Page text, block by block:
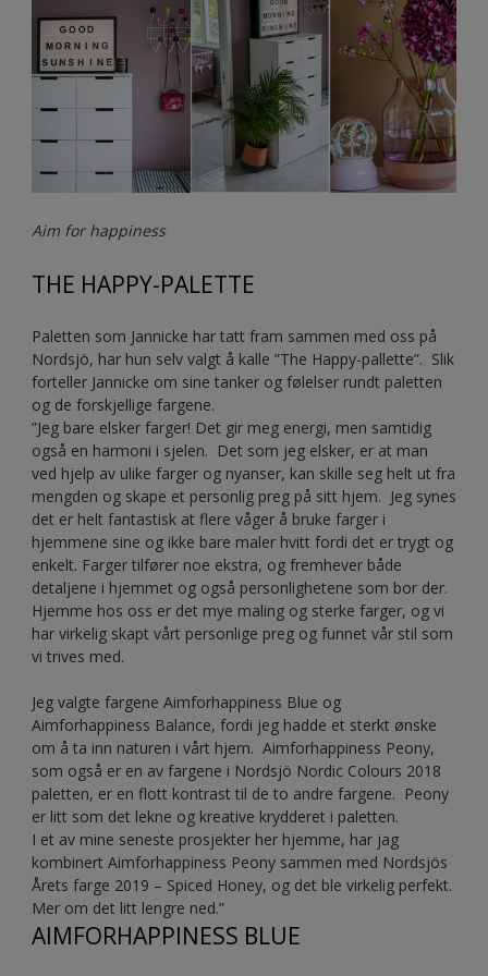
Aim for happiness
THE HAPPY-PALETTE
Paletten som Jannicke har tatt fram sammen med oss på
Nordsjö, har hun selv valgt å kalle ”The Happy-pallette”. Slik
forteller Jannicke om sine tanker og følelser rundt paletten
og de forskjellige fargene.
”Jeg bare elsker farger! Det gir meg energi, men samtidig
også en harmoni i sjelen. Det som jeg elsker, er at man
ved hjelp av ulike farger og nyanser, kan skille seg helt ut fra
mengden og skape et personlig preg på sitt hjem. Jeg synes
det er helt fantastisk at flere våger å bruke farger i
hjemmene sine og ikke bare maler hvitt fordi det er trygt og
enkelt. Farger tilfører noe ekstra, og fremhever både
detaljene i hjemmet og også personlighetene som bor der.
Hjemme hos oss er det mye maling og sterke farger, og vi
har virkelig skapt vårt personlige preg og funnet vår stil som
vi trives med.
Jeg valgte fargene Aimforhappiness Blue og
Aimforhappiness Balance, fordi jeg hadde et sterkt ønske
om å ta inn naturen i vårt hjem. Aimforhappiness Peony,
som også er en av fargene i Nordsjö Nordic Colours 2018
paletten, er en flott kontrast til de to andre fargene. Peony
er litt som det lekne og kreative krydderet i paletten.
I et av mine seneste prosjekter her hjemme, har jag
kombinert Aimforhappiness Peony sammen med Nordsjös
Årets farge 2019 – Spiced Honey, og det ble virkelig perfekt.
Mer om det litt lengre ned.”
AIMFORHAPPINESS BLUE